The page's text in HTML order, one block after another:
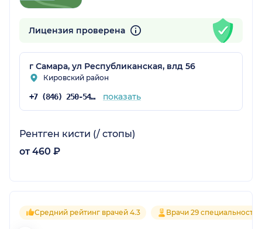
Лицензия проверена
г Самара, ул Республиканская, влд 56
Кировский район
+7 (846) 250-54-51 показать
Рентген кисти (/ стопы)
от 460 ₽
Средний рейтинг врачей 4.3 Врачи 29 специальностей